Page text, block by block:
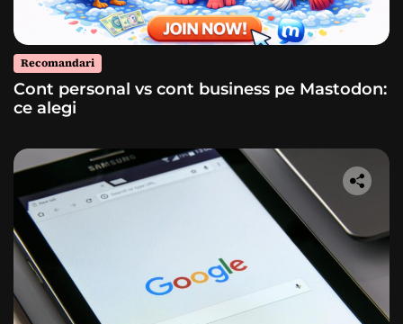
Recomandari
Cont personal vs cont business pe Mastodon:
ce alegi